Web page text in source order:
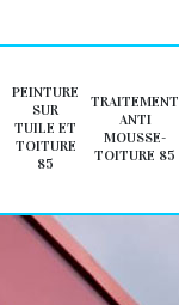
PEINTURE
SUR
TUILE ET
TOITURE
85
TRAITEMENT
ANTI
MOUSSE-
TOITURE 85